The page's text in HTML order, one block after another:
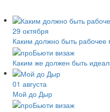
29 октября
Каким должно быть рабочее
Каким же должен быть
01 августа
Мой до Дыр